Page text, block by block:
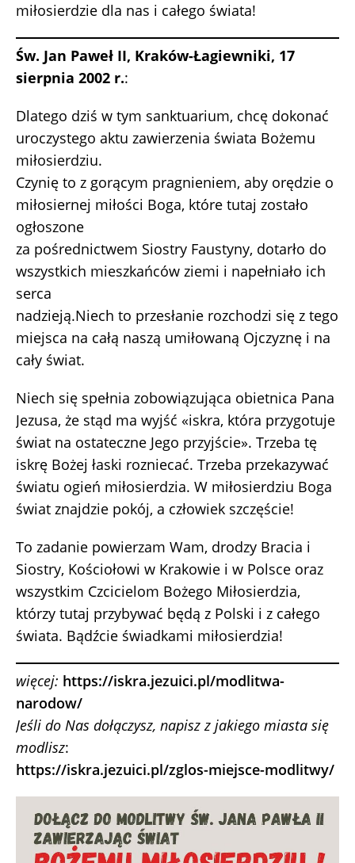
miłosierdzie dla nas i całego świata!
Św. Jan Paweł II, Kraków-Łagiewniki, 17
sierpnia 2002 r.:
Dlatego dziś w tym sanktuarium, chcę dokonać
uroczystego aktu zawierzenia świata Bożemu
miłosierdziu.
Czynię to z gorącym pragnieniem, aby orędzie o
miłosiernej miłości Boga, które tutaj zostało
ogłoszone
za pośrednictwem Siostry Faustyny, dotarło do
wszystkich mieszkańców ziemi i napełniało ich
serca
nadzieją.Niech to przesłanie rozchodzi się z tego
miejsca na całą naszą umiłowaną Ojczyznę i na
cały świat.
Niech się spełnia zobowiązująca obietnica Pana
Jezusa, że stąd ma wyjść «iskra, która przygotuje
świat na ostateczne Jego przyjście». Trzeba tę
iskrę Bożej łaski rozniecać. Trzeba przekazywać
światu ogień miłosierdzia. W miłosierdziu Boga
świat znajdzie pokój, a człowiek szczęście!
To zadanie powierzam Wam, drodzy Bracia i
Siostry, Kościołowi w Krakowie i w Polsce oraz
wszystkim Czcicielom Bożego Miłosierdzia,
którzy tutaj przybywać będą z Polski i z całego
świata. Bądźcie świadkami miłosierdzia!
więcej: https://iskra.jezuici.pl/modlitwa-
narodow/
Jeśli do Nas dołączysz, napisz z jakiego miasta się
modlisz:
https://iskra.jezuici.pl/zglos-miejsce-modlitwy/